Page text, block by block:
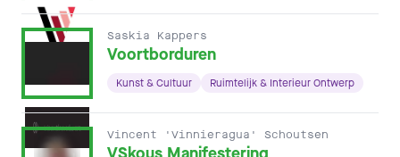
Saskia Kappers
Voortborduren
Kunst & Cultuur Ruimtelijk & Interieur Ontwerp
Vincent 'Vinnieragua' Schoutsen